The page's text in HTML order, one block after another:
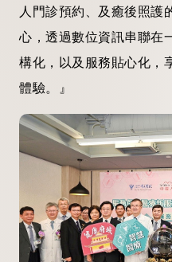
人門診預約、及癒後照護
心，透過數位資訊串聯在
構化，以及服務貼心化，
體驗。』